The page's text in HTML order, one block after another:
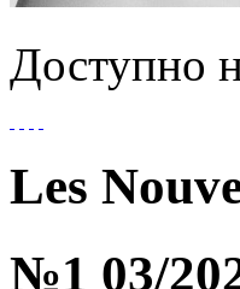
Доступно
Les
№1 03/